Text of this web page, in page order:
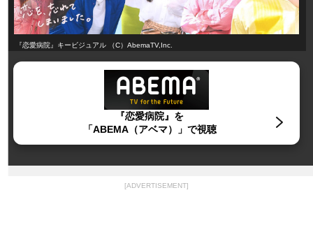
『恋愛病院』キービジュアル （C）AbemaTV,Inc.
『恋愛病院』を
「ABEMA（アベマ）」で視聴
[ADVERTISEMENT]